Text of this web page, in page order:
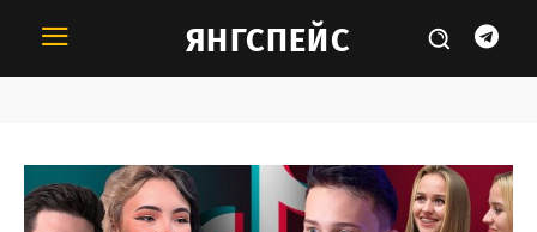
ЯНГСПЕЙС
Тема: Пивоваров